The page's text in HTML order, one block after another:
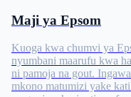
Maji ya Epsom
Kuoga kwa chumvi ya
nyumbani maarufu kwa
ni pamoja na gout.
mkono matumizi yake